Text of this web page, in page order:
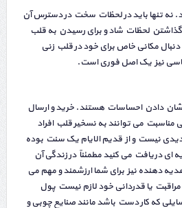
نه تنها باید در لحظات سخت در دسترس آن
گذاشتن لحظات شاد و برای رسیدن به قلب
مکانی خاص برای خود در قلب زنی
نیز یک اصل فوری است.
نشان دادن احساسات هستند. خرید و ارسال
مناسبت می توانند به نسخیر قلب افراد
نیست و از قدیم الایام یک سنت بوده
دریافت می کنید مطمئناً در زندگی آن
دهنده نیز برای شما ارزشمند و مهم می
یا قدردانی خود لازم نیست پول
که کار دست باشد مانند صنایع چوبی و